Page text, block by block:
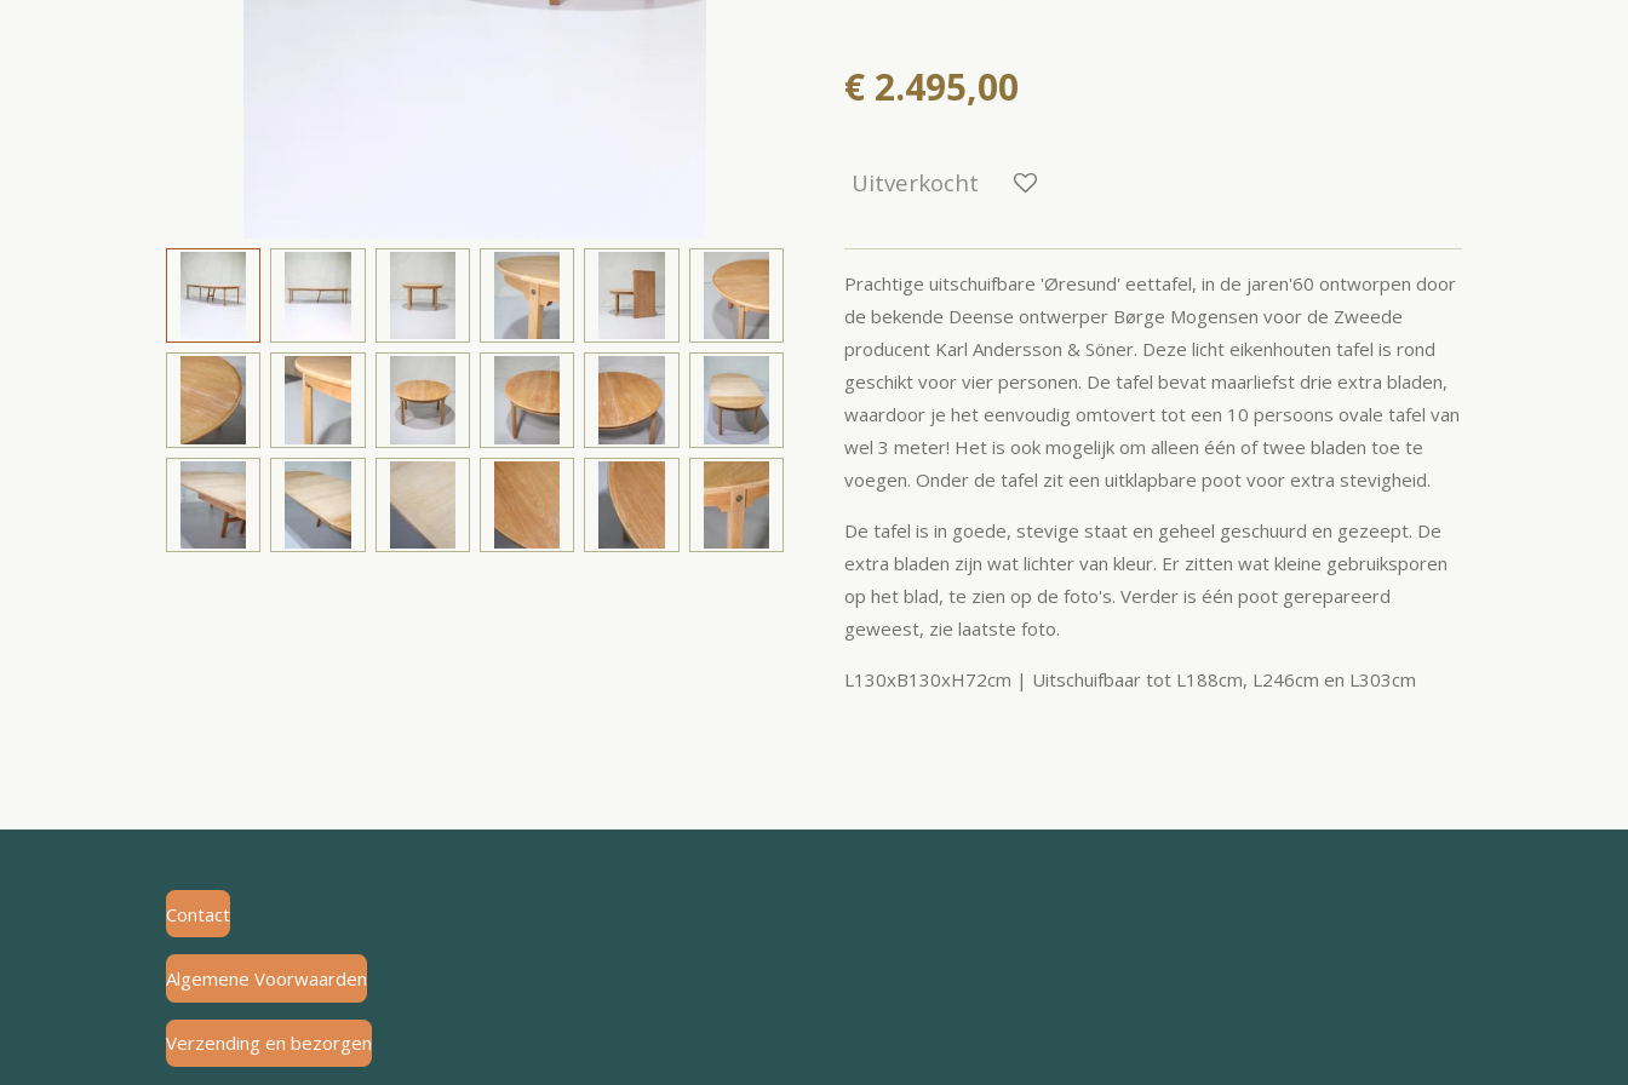
€ 2.495,00
Uitverkocht
Prachtige uitschuifbare 'Øresund' eettafel, in de jaren'60 ontworpen door
de bekende Deense ontwerper Børge Mogensen voor de Zweede
producent Karl Andersson & Söner. Deze licht eikenhouten tafel is rond
geschikt voor vier personen. De tafel bevat maarliefst drie extra bladen,
waardoor je het eenvoudig omtovert tot een 10 persoons ovale tafel van
wel 3 meter! Het is ook mogelijk om alleen één of twee bladen toe te
voegen. Onder de tafel zit een uitklapbare poot voor extra stevigheid.
De tafel is in goede, stevige staat en geheel geschuurd en gezeept. De
extra bladen zijn wat lichter van kleur. Er zitten wat kleine gebruiksporen
op het blad, te zien op de foto's. Verder is één poot gerepareerd
geweest, zie laatste foto.
L130xB130xH72cm | Uitschuifbaar tot L188cm, L246cm en L303cm
Contact
Algemene Voorwaarden
Verzending en bezorgen